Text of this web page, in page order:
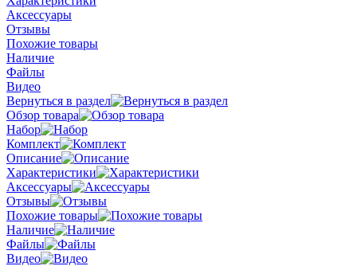
Аксессуары
Отзывы
Похожие товары
Наличие
Файлы
Видео
Вернуться в раздел
Обзор товара
Набор
Комплект
Описание
Характеристики
Аксессуары
Отзывы
Похожие товары
Наличие
Файлы
Видео